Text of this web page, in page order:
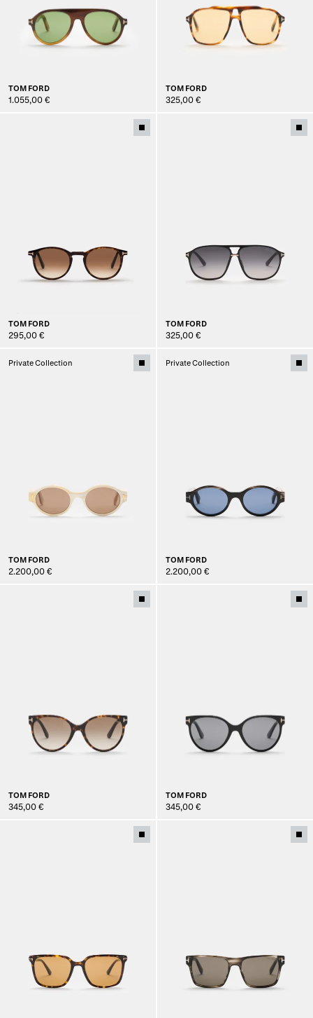
TOM FORD
1.055,00 €
TOM FORD
325,00 €
TOM FORD
295,00 €
TOM FORD
325,00 €
Private Collection
TOM FORD
2.200,00 €
Private Collection
TOM FORD
2.200,00 €
TOM FORD
345,00 €
TOM FORD
345,00 €